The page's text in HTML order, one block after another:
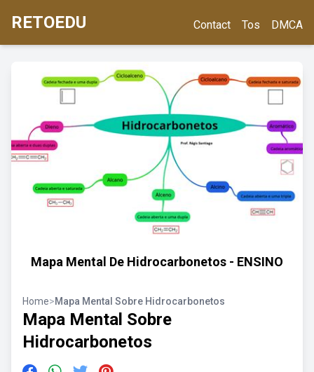
RETOEDU Contact Tos DMCA
Mapa Mental De Hidrocarbonetos - ENSINO
Home>Mapa Mental Sobre Hidrocarbonetos
Mapa Mental Sobre
Hidrocarbonetos